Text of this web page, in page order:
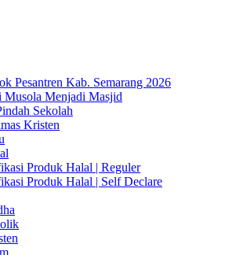
Pesantren Kab. Semarang 2026
Musola Menjadi Masjid
Sekolah
Kristen
Produk Halal | Reguler
Produk Halal | Self Declare